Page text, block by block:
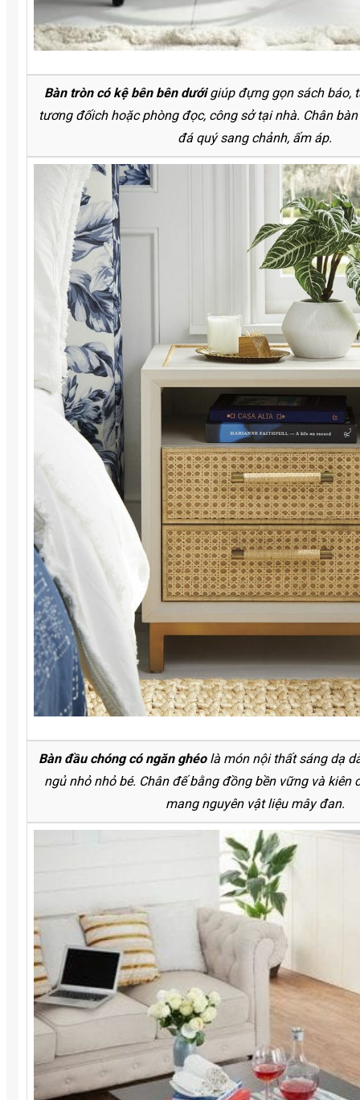
Bàn tròn có kệ bên bên dướigiúp đựng gọn sách báo,
tương đốich hoặc phòng đọc, công sở tại nhà. Chân
đá quý sang chảnh, ấm áp.
Bàn đầu chóng có ngăn ghéolà món nội thất sáng dạ
ngủ nhỏ nhỏ bé. Chân đế bằng đồng bền vững và kiên
mang nguyên vật liệu mây đan.